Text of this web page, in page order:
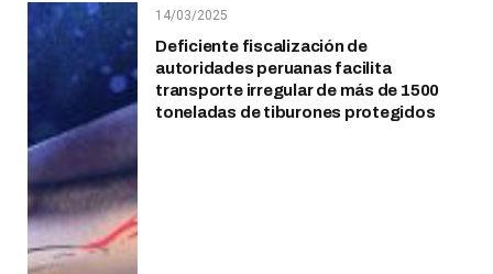
14/03/2025
Deficiente fiscalización de
autoridades peruanas facilita
transporte irregular de más de 1500
toneladas de tiburones protegidos